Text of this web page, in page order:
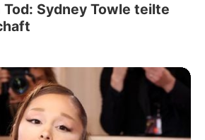
Sydney Towle teilte